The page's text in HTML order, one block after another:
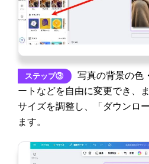
ステップ③
写真の背景の色
ートなどを自由に変更でき、
サイズを調整し、「ダウンロ
ます。